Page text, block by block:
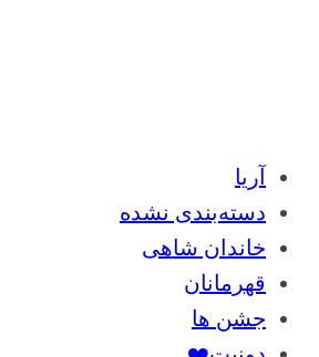
آریا
دسته‌بندی نشده
خاندان شاهی
قهرمانان
جشن ها